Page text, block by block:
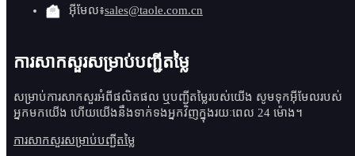
អ៊ីមែល៖sales@taole.com.cn
ការសាកសួរសម្រាប់បញ្ជីតម្លៃ
សម្រាប់ការសាកសួរអំពីផលិតផល ឬបញ្ជីតម្លៃរបស់យើង សូមទុកអ៊ីមែលរបស់
អ្នកមកយើង ហើយយើងនឹងទាក់ទងអ្នកវិញក្នុងរយៈពេល 24 ម៉ោង។
ការសាកសួរសម្រាប់បញ្ជីតម្លៃ